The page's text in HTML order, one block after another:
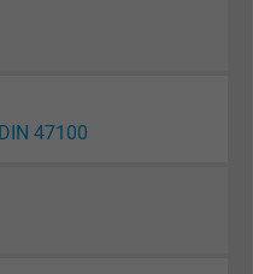
DIN 47100